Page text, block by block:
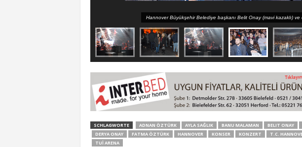
Hannover Büyükşehir Belediye başkanı Belit Onay (mavi kazaklı)
SCHLAGWORTE ADNAN ÖZTÜRK AYLA SAĞLIK BANU MALAMAN BELIT ONAY
DERYA ONAY
FATMA ÖZTÜRK HANNOVER KONSER KONZERT T.C.
TUİ ARENA